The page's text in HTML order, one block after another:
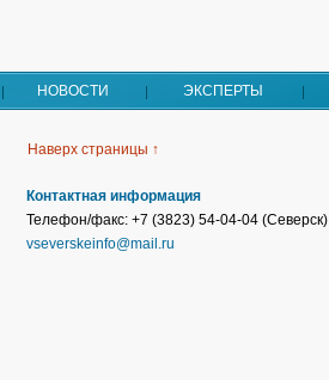
НОВОСТИ ЭКСПЕРТЫ
Наверх страницы ↑
Контактная информация
Телефон/факс: +7 (3823) 54-04-04 (Северск)
vseverskeinfo@mail.ru